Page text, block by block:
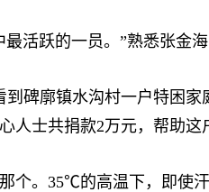
跃的一员。”熟悉张金海
碑廓镇水沟村一户特困家
人士共捐款2万元，帮助这
。35℃的高温下，即使汗